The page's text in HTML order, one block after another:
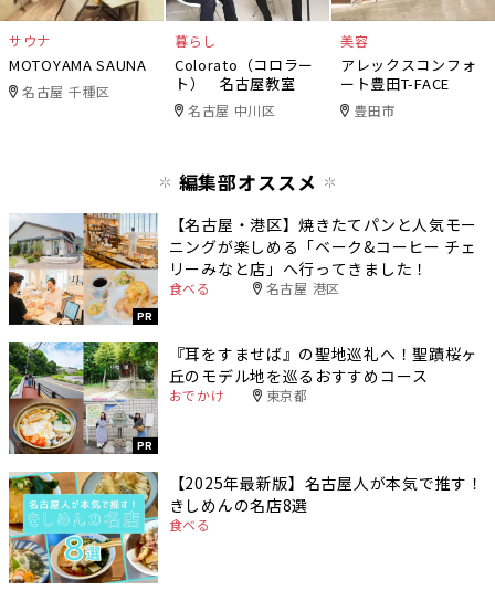
サウナ
MOTOYAMA SAUNA
名古屋 千種区
暮らし
Colorato（コロラー
ト） 名古屋教室
名古屋 中川区
美容
アレックスコンフォ
ート豊田T-FACE
豊田市
編集部オススメ
PR
【名古屋・港区】焼きたてパンと人気モー
ニングが楽しめる「ベーク&コーヒー チェ
リーみなと店」へ行ってきました！
食べる 名古屋 港区
PR
『耳をすませば』の聖地巡礼へ！聖蹟桜ヶ
丘のモデル地を巡るおすすめコース
おでかけ 東京都
【2025年最新版】名古屋人が本気で推す！
きしめんの名店8選
食べる